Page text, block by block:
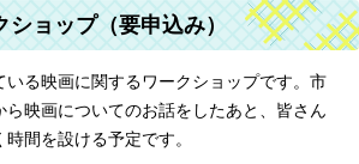
ョップ（要申込み）
いる映画に関するワークショップです。市
ら映画についてのお話をしたあと、皆さん
間を設ける予定です。